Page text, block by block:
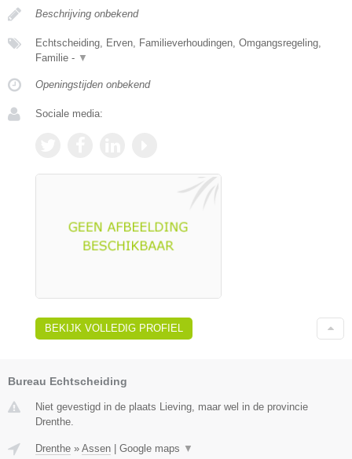
Beschrijving onbekend
Echtscheiding, Erven, Familieverhoudingen, Omgangsregeling,
Familie - ▼
Openingstijden onbekend
Sociale media:
BEKIJK VOLLEDIG PROFIEL
Bureau Echtscheiding
Niet gevestigd in de plaats Lieving, maar wel in de provincie
Drenthe.
Drenthe » Assen Google maps ▼